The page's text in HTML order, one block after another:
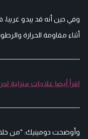
وفي حين أنه قد يبدو
أثناء مقاومة الحرارة
اقرأ أيضا علاجات
وأوضحت دومينيك: "من